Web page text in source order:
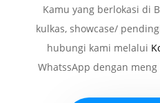
Kamu yang berlokasi di
kulkas, showcase/
hubungi kami melalui
WhatssApp dengan